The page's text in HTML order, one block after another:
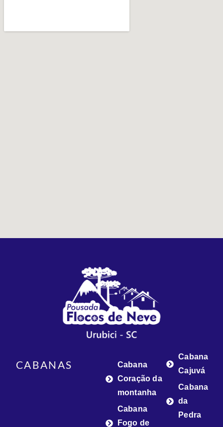
CABANAS
Cabana
Coração da
montanha
Cabana
Fogo de
Cabana
Cajuvá
Cabana
da
Pedra